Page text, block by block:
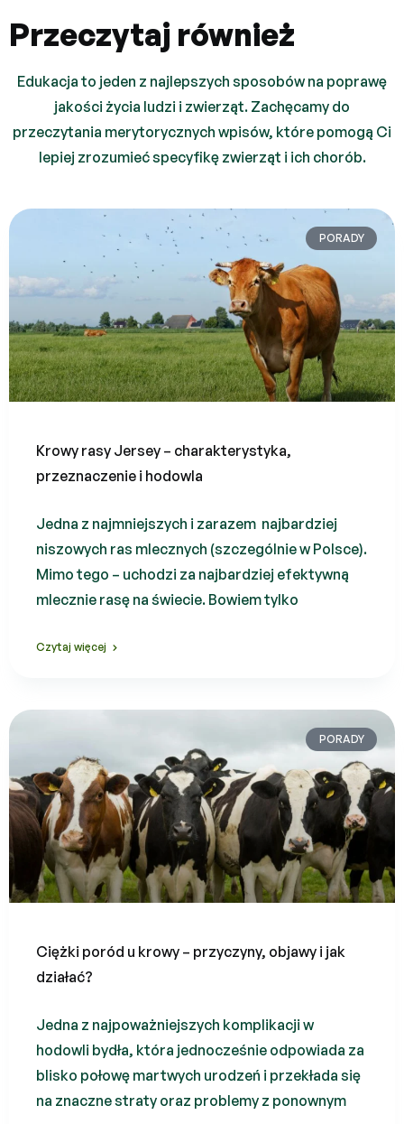
Przeczytaj również
Edukacja to jeden z najlepszych sposobów na poprawę
jakości życia ludzi i zwierząt. Zachęcamy do
przeczytania merytorycznych wpisów, które pomogą Ci
lepiej zrozumieć specyfikę zwierząt i ich chorób.
PORADY
Krowy rasy Jersey – charakterystyka,
przeznaczenie i hodowla
Jedna z najmniejszych i zarazem najbardziej
niszowych ras mlecznych (szczególnie w Polsce).
Mimo tego – uchodzi za najbardziej efektywną
mlecznie rasę na świecie. Bowiem tylko
Czytaj więcej
PORADY
Ciężki poród u krowy – przyczyny, objawy i jak
działać?
Jedna z najpoważniejszych komplikacji w
hodowli bydła, która jednocześnie odpowiada za
blisko połowę martwych urodzeń i przekłada się
na znaczne straty oraz problemy z ponownym